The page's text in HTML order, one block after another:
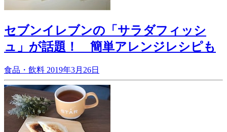
セブンイレブンの「サラダフィッシ
ュ」が話題！ 簡単アレンジレシピも
食品・飲料 2019年3月26日